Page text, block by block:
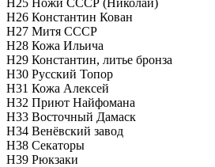
Н25 Ножи СССР (Николай)
Н26 Константин Кован
Н27 Митя СССР
Н28 Кожа Ильича
Н29 Константин, литье бронза
Н30 Русский Топор
Н31 Кожа Алексей
Н32 Приют Найфомана
Н33 Восточный Дамаск
Н34 Венёвский завод
Н38 Секаторы
Н39 Рюкзаки